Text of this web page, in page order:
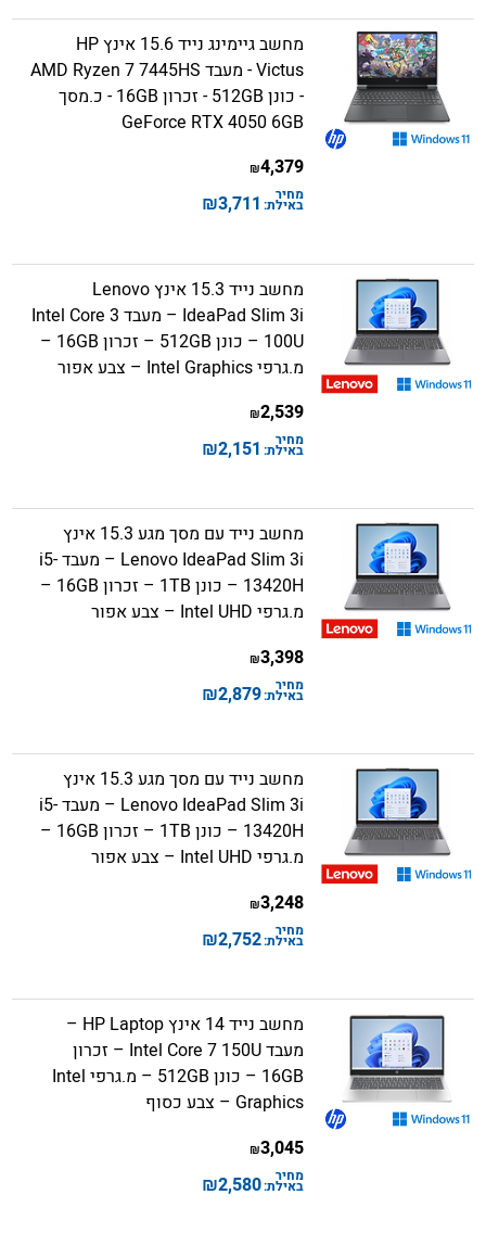
מחשב גיימינג נייד 15.6 אינץ HP
Victus - מעבד AMD Ryzen 7 7445HS
- כונן 512GB - זכרון 16GB - כ.מסך
GeForce RTX 4050 6GB
4,379
₪
מחיר
באילת: 3,711
₪
מחשב נייד 15.3 אינץ Lenovo
IdeaPad Slim 3i – מעבד Intel Core 3
100U – כונן 512GB – זכרון 16GB –
מ.גרפי Intel Graphics – צבע אפור
2,539
₪
מחיר
באילת: 2,151
₪
מחשב נייד עם מסך מגע 15.3 אינץ
Lenovo IdeaPad Slim 3i – מעבד i5-
13420H – כונן 1TB – זכרון 16GB –
מ.גרפי Intel UHD – צבע אפור
3,398
₪
מחיר
באילת:2,879
₪
מחשב נייד עם מסך מגע 15.3 אינץ
Lenovo IdeaPad Slim 3i – מעבד i5-
13420H – כונן 1TB – זכרון 16GB –
מ.גרפי Intel UHD – צבע אפור
3,248
₪
מחיר
באילת:2,752
₪
מחשב נייד 14 אינץ HP Laptop –
מעבד Intel Core 7 150U – זכרון
16GB – כונן 512GB – מ.גרפי Intel
Graphics – צבע כסוף
3,045
₪
מחיר
באילת:2,580
₪